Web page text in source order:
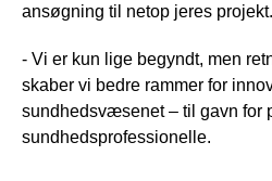
ansøgning til netop jeres projekt.
- Vi er kun lige begyndt, men
skaber vi bedre rammer for
sundhedsvæsenet – til gavn for
sundhedsprofessionelle.